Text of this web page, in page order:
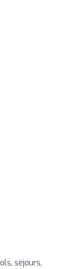
séjours,